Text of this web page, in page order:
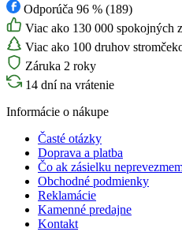
Odporúča 96 % (189)
Viac ako 130 000 spokojných
Viac ako 100 druhov
Záruka 2 roky
14 dní na vrátenie
Informácie o nákupe
Časté otázky
Doprava a platba
Čo ak zásielku
Obchodné podmienky
Reklamácie
Kamenné predajne
Kontakt